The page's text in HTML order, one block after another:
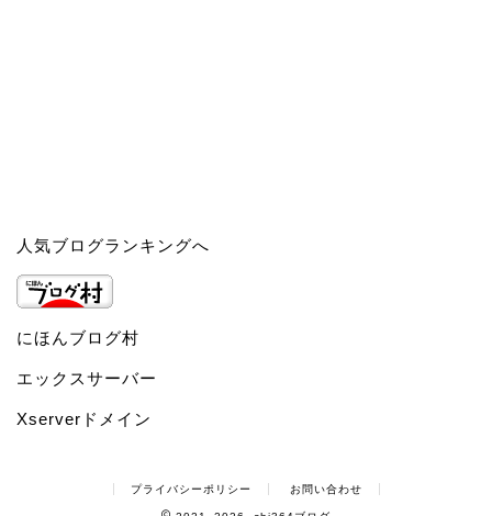
人気ブログランキングへ
にほんブログ村
エックスサーバー
Xserverドメイン
プライバシーポリシー お問い合わせ